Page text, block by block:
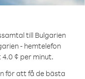
till Bulgarien
- hemtelefon
¢ per minut.
för att få de bästa